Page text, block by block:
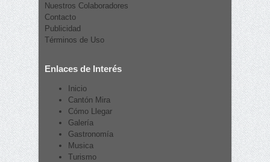
Nuestros Colaboradores
Contacto
Publicidad
Términos de Uso
Enlaces de Interés
Inicio
Cantón Mira
Cómo Llegar
Galería
Gastronomía
Musica
Turismo